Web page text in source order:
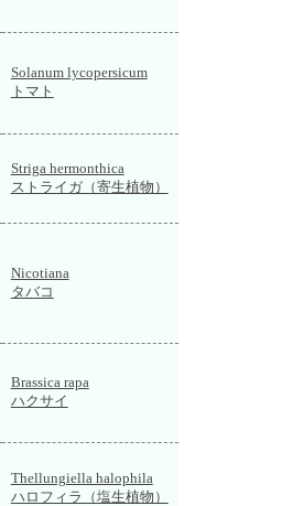
Solanum lycopersicum
トマト
Striga hermonthica
ストライガ（寄生植物）
Nicotiana
タバコ
Brassica rapa
ハクサイ
Thellungiella halophila
ハロフィラ（塩生植物）